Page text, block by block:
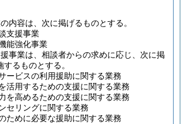
内容は、次に掲げるものとする。
支援事業
能強化事業
事業は、相談者からの求めに応じ、次に掲
るものとする。
ービスの利用援助に関する業務
活用するための支援に関する業務
を高めるための支援に関する業務
セリングに関する業務
ために必要な援助に関する業務